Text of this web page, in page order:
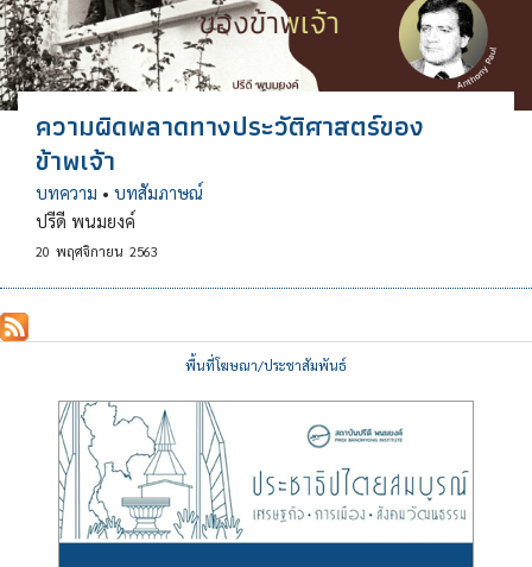
ความผิดพลาดทางประวัติศาสตร์ของ
ข้าพเจ้า
บทความ • บทสัมภาษณ์
ปรีดี พนมยงค์
20 พฤศจิกายน 2563
พื้นที่โฆษณา/ประชาสัมพันธ์